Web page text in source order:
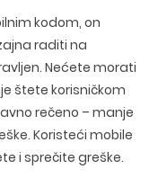
kodom, on
raditi na
Nećete morati
štete korisničkom
rečeno – manje
Koristeći mobile
i sprečite greške.